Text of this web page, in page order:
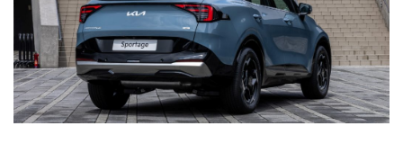
測
汽
車
／
機
p
p